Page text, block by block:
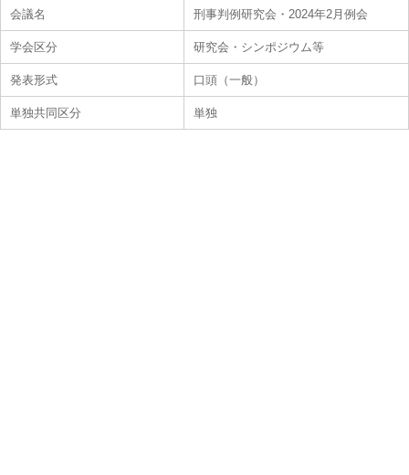
会議名 刑事判例研究会・2024年2月例会
学会区分 研究会・シンポジウム等
発表形式 口頭（一般）
単独共同区分 単独